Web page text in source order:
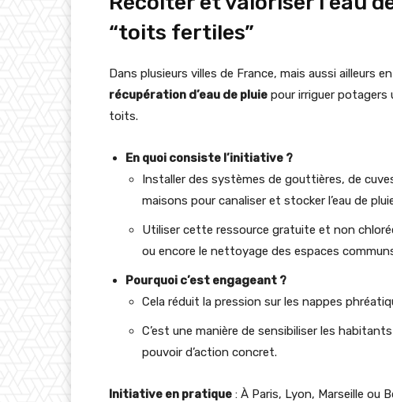
“toits fertiles”
Dans plusieurs villes de France, mais aussi ailleurs
récupération d’eau de pluie pour irriguer
toits.
En quoi consiste l’initiative ?
Installer des systèmes de gouttières, de
maisons pour canaliser et stocker l’eau de
Utiliser cette ressource gratuite et non
ou encore le nettoyage des espaces
Pourquoi c’est engageant ?
Cela réduit la pression sur les nappes
C’est une manière de sensibiliser les
pouvoir d’action concret.
Initiative en pratique : À Paris, Lyon, Marseille